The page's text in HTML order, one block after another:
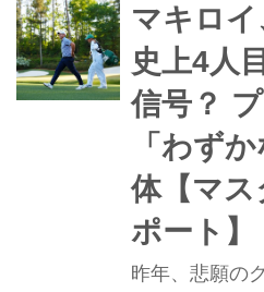
マキロ
史上4人
信号？
「わず
体【マス
ポート】
昨年、悲願の